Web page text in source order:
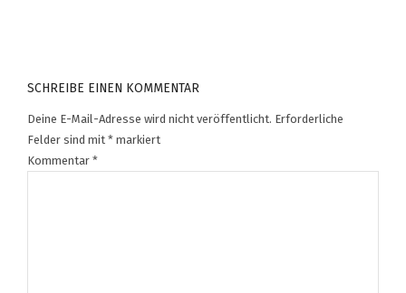
SCHREIBE EINEN KOMMENTAR
Deine E-Mail-Adresse wird nicht veröffentlicht. Erforderliche
Felder sind mit * markiert
Kommentar *